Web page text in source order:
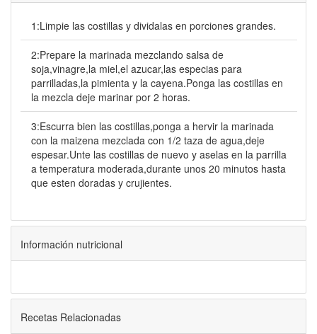
1:Limpie las costillas y dividalas en porciones grandes.
2:Prepare la marinada mezclando salsa de
soja,vinagre,la miel,el azucar,las especias para
parrilladas,la pimienta y la cayena.Ponga las costillas en
la mezcla deje marinar por 2 horas.
3:Escurra bien las costillas,ponga a hervir la marinada
con la maizena mezclada con 1/2 taza de agua,deje
espesar.Unte las costillas de nuevo y aselas en la parrilla
a temperatura moderada,durante unos 20 minutos hasta
que esten doradas y crujientes.
Información nutricional
Recetas Relacionadas